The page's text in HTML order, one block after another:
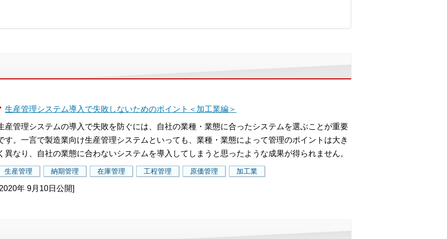
生産管理システム導入で失敗しないためのポイント＜加工業編＞
産管理システムの導入で失敗を防ぐには、自社の業種・業態に合ったシステムを選ぶことが重要
す。一言で製造業向け生産管理システムといっても、業種・業態によって管理のポイントは大き
異なり、自社の業態に合わないシステムを導入してしまうと思ったような成果が得られません。
生産管理 納期管理 在庫管理 工程管理 原価管理 加工業
年 9月10日公開]